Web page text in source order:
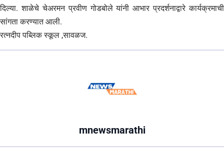
दिल्या. शाळेचे चेअरमन प्रवीण गोडबोले यांनी आभार प्रदर्शनाद्वारे कार्यक्रमाची
सांगता करण्यात आली.
रत्नदीप पब्लिक स्कूल ,सावळज.
mnewsmarathi